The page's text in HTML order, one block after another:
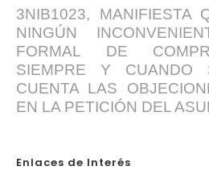
3NIB1023, MANIFIESTA
NINGÚN
FORMAL DE
SIEMPRE Y CUANDO
CUENTA LAS
EN LA PETICIÓN DEL
Enlaces de Interés